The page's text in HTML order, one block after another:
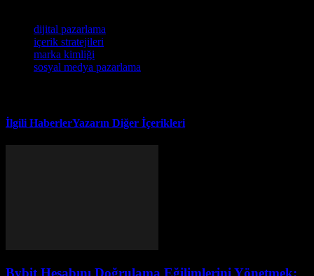
dijital pazarlama
içerik stratejileri
marka kimliği
sosyal medya pazarlama
İlgili HaberlerYazarın Diğer İçerikleri